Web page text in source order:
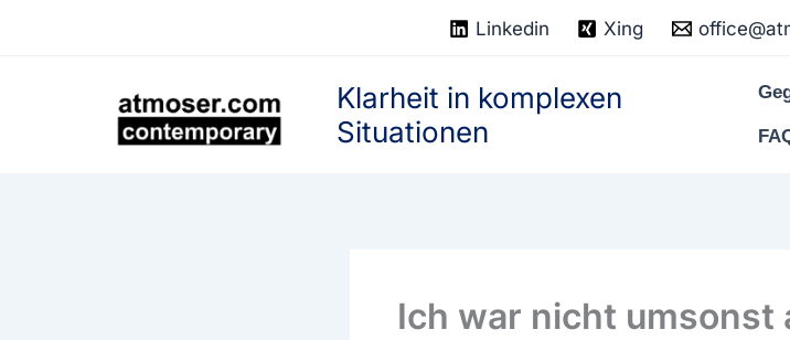
Linkedin Xing
Klarheit in komplexen
Situationen
Ich war nicht umsonst